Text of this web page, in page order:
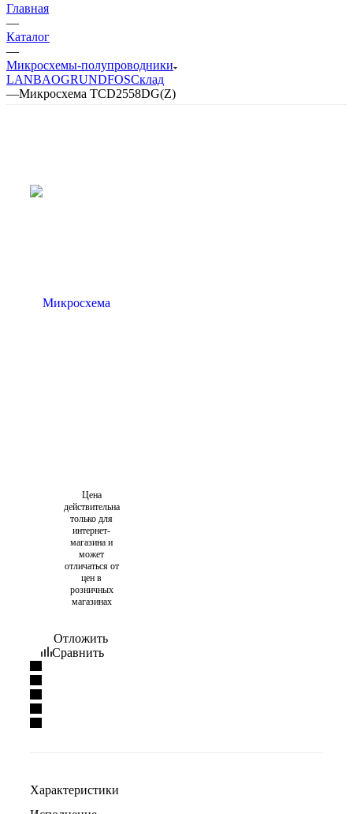
Главная
—
Каталог
—
Микросхемы-полупроводники
LANBAOGRUNDFOSСклад
—Микросхема TCD2558DG(Z)
Цена
действительна
только для
интернет-
магазина и
может
отличаться от
цен в
розничных
магазинах
Отложить
Сравнить
Характеристики